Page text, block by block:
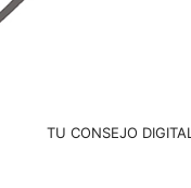
TU CONSEJO DIGITAL